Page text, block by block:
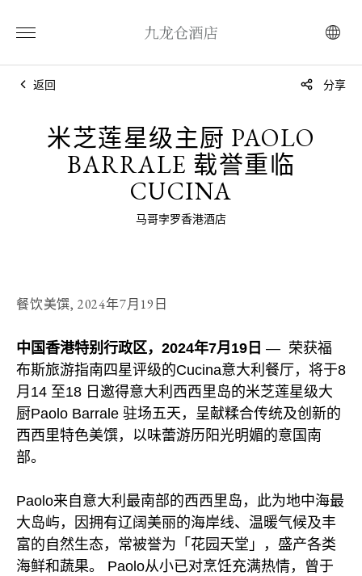
返回 分享
米芝莲星级主厨 PAOLO
BARRALE 载誉重临
CUCINA
马哥孛罗香港酒店
餐饮美馔, 2024年7月19日
中国香港特别行政区，2024年7月19日 — 荣获福
布斯旅游指南四星评级的Cucina意大利餐厅，将于8
月14 至18 日邀得意大利西西里岛的米芝莲星级大
厨Paolo Barrale 驻场五天，呈献糅合传统及创新的
西西里特色美馔，以味蕾游历阳光明媚的意国南
部。
Paolo来自意大利最南部的西西里岛，此为地中海最
大岛屿，因拥有辽阔美丽的海岸线、温暖气候及丰
富的自然生态，常被誉为「花园天堂」，盛产各类
海鲜和蔬果。 Paolo从小已对烹饪充满热情，曾于